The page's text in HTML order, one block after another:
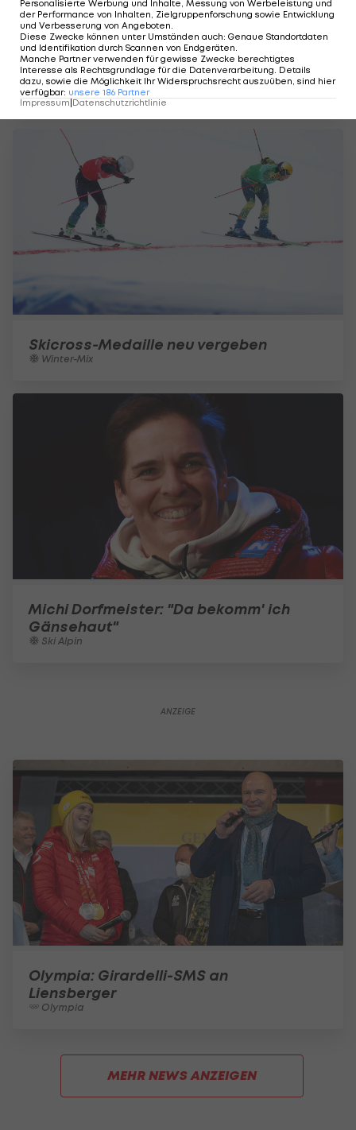
Schweizerin nachträglich mit
Olympia-Bronze ausgezeichnet
Winter-Mix
Skicross-Medaille neu vergeben
Winter-Mix
Michi Dorfmeister: "Da bekomm' ich
Gänsehaut"
Ski Alpin
Olympia: Girardelli-SMS an
Liensberger
Olympia
MEHR NEWS ANZEIGEN
Personalisierte Werbung und Inhalte, Messung von Werbeleistung und
der Performance von Inhalten, Zielgruppenforschung sowie Entwicklung
und Verbesserung von Angeboten.
Diese Zwecke können unter Umständen auch: Genaue Standortdaten
und Identifikation durch Scannen von Endgeräten.
Manche Partner verwenden für gewisse Zwecke berechtigtes
Interesse als Rechtsgrundlage für die Datenverarbeitung. Details
dazu, sowie die Möglichkeit Ihr Widerspruchsrecht auszuüben, sind hier
verfügbar: unsere 186 Partner
Impressum Datenschutzrichtlinie